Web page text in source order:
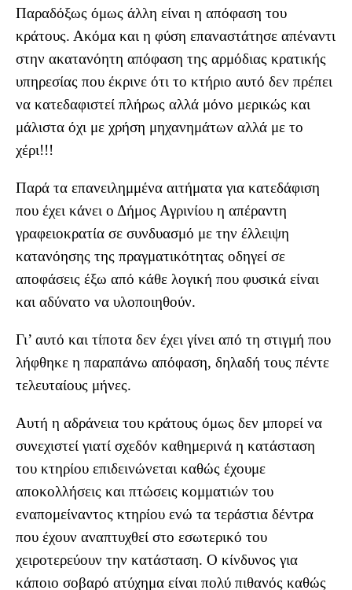
Παραδόξως όμως άλλη είναι η απόφαση του
κράτους. Ακόμα και η φύση επαναστάτησε απέναντι
στην ακατανόητη απόφαση της αρμόδιας κρατικής
υπηρεσίας που έκρινε ότι το κτήριο αυτό δεν πρέπει
να κατεδαφιστεί πλήρως αλλά μόνο μερικώς και
μάλιστα όχι με χρήση μηχανημάτων αλλά με το
χέρι!!!
Παρά τα επανειλημμένα αιτήματα για κατεδάφιση
που έχει κάνει ο Δήμος Αγρινίου η απέραντη
γραφειοκρατία σε συνδυασμό με την έλλειψη
κατανόησης της πραγματικότητας οδηγεί σε
αποφάσεις έξω από κάθε λογική που φυσικά είναι
και αδύνατο να υλοποιηθούν.
Γι’ αυτό και τίποτα δεν έχει γίνει από τη στιγμή που
λήφθηκε η παραπάνω απόφαση, δηλαδή τους πέντε
τελευταίους μήνες.
Αυτή η αδράνεια του κράτους όμως δεν μπορεί να
συνεχιστεί γιατί σχεδόν καθημερινά η κατάσταση
του κτηρίου επιδεινώνεται καθώς έχουμε
αποκολλήσεις και πτώσεις κομματιών του
εναπομείναντος κτηρίου ενώ τα τεράστια δέντρα
που έχουν αναπτυχθεί στο εσωτερικό του
χειροτερεύουν την κατάσταση. Ο κίνδυνος για
κάποιο σοβαρό ατύχημα είναι πολύ πιθανός καθώς